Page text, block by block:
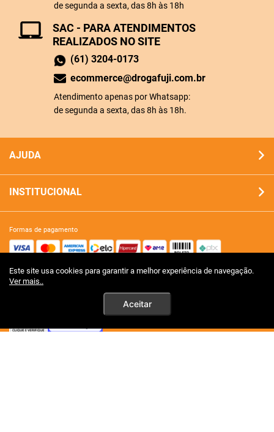
Este site usa cookies para garantir a melhor experiência de navegação.
Ver mais..
Aceitar
SAC - PARA ATENDIMENTOS
REALIZADOS NO SITE
(61) 3204-0173
ecommerce@drogafuji.com.br
Atendimento apenas por Whatsapp:
de segunda a sexta, das 8h às 18h.
de segunda a sexta, das 8h às 18h
AJUDA
INSTITUCIONAL
formas de pagamento
site 100% seguro